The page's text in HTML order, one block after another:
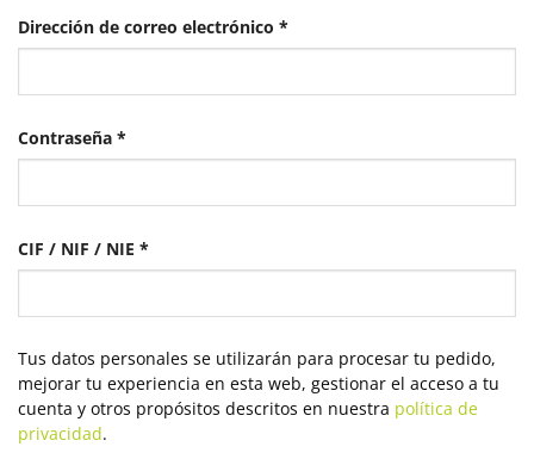
Dirección de correo electrónico *Obligatorio
Contraseña *Obligatorio
CIF / NIF / NIE *
Tus datos personales se utilizarán para procesar tu pedido,
mejorar tu experiencia en esta web, gestionar el acceso a tu
cuenta y otros propósitos descritos en nuestra política de
privacidad.